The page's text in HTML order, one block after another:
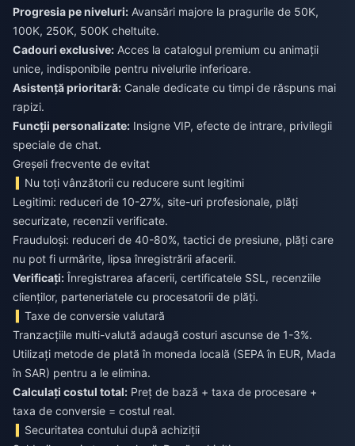
Progresia pe niveluri: Avansări majore la pragurile de 50K,
100K, 250K, 500K cheltuite.
Cadouri exclusive: Acces la catalogul premium cu animații
unice, indisponibile pentru nivelurile inferioare.
Asistență prioritară: Canale dedicate cu timpi de răspuns mai
rapizi.
Funcții personalizate: Insigne VIP, efecte de intrare, privilegii
speciale de chat.
Greșeli frecvente de evitat
Nu toți vânzătorii cu reducere sunt legitimi
Legitimi: reduceri de 10-27%, site-uri profesionale, plăți
securizate, recenzii verificate.
Frauduloși: reduceri de 40-80%, tactici de presiune, plăți care
nu pot fi urmărite, lipsa înregistrării afacerii.
Verificați: Înregistrarea afacerii, certificatele SSL, recenziile
clienților, parteneriatele cu procesatorii de plăți.
Taxe de conversie valutară
Tranzacțiile multi-valută adaugă costuri ascunse de 1-3%.
Utilizați metode de plată în moneda locală (SEPA în EUR, Mada
în SAR) pentru a le elimina.
Calculați costul total: Preț de bază + taxa de procesare +
taxa de conversie = costul real.
Securitatea contului după achiziții